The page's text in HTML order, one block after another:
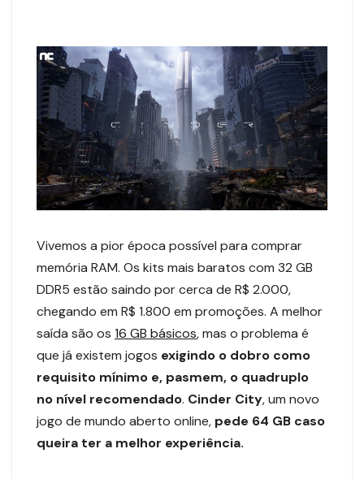
Vivemos a pior época possível para comprar
memória RAM. Os kits mais baratos com 32 GB
DDR5 estão saindo por cerca de R$ 2.000,
chegando em R$ 1.800 em promoções. A melhor
saída são os 16 GB básicos, mas o problema é
que já existem jogos exigindo o dobro como
requisito mínimo e, pasmem, o quadruplo
no nível recomendado. Cinder City, um novo
jogo de mundo aberto online, pede 64 GB caso
queira ter a melhor experiência.